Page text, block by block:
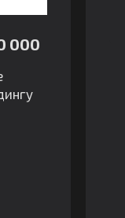
000